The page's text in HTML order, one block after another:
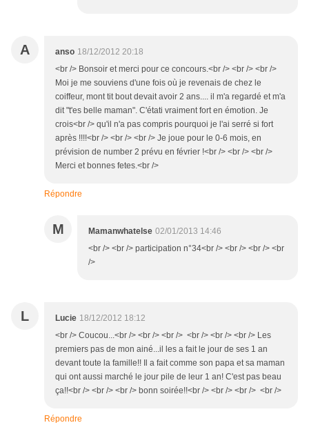
A anso 18/12/2012 20:18
<br /> Bonsoir et merci pour ce concours.<br /> <br /> <br />
Moi je me souviens d'une fois où je revenais de chez le
coiffeur, mont tit bout devait avoir 2 ans.... il m'a regardé et m'a
dit "t'es belle maman". C'étati vraiment fort en émotion. Je
crois<br /> qu'il n'a pas compris pourquoi je l'ai serré si fort
après !!!!<br /> <br /> <br /> Je joue pour le 0-6 mois, en
prévision de number 2 prévu en février !<br /> <br /> <br />
Merci et bonnes fetes.<br />
Répondre
M Mamanwhatelse 02/01/2013 14:46
<br /> <br /> participation n°34<br /> <br /> <br /> <br
/>
L Lucie 18/12/2012 18:12
<br /> Coucou...<br /> <br /> <br /> <br /> <br /> <br /> Les
premiers pas de mon ainé...il les a fait le jour de ses 1 an
devant toute la famille!! Il a fait comme son papa et sa maman
qui ont aussi marché le jour pile de leur 1 an! C'est pas beau
ça!!<br /> <br /> <br /> bonn soirée!!<br /> <br /> <br /> <br />
Répondre